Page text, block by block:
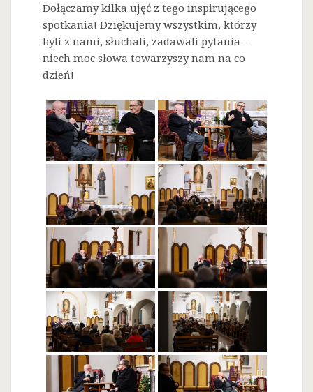
Dołączamy kilka ujęć z tego inspirującego
spotkania! Dziękujemy wszystkim, którzy
byli z nami, słuchali, zadawali pytania –
niech moc słowa towarzyszy nam na co
dzień!